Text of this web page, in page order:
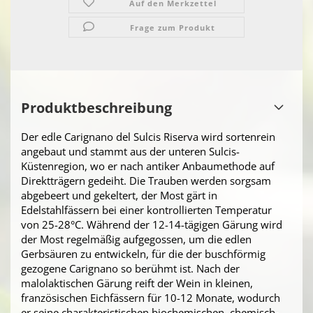
Auf den Merkzettel
Frage zum Produkt
Produktbeschreibung
Der edle Carignano del Sulcis Riserva wird sortenrein
angebaut und stammt aus der unteren Sulcis-
Küstenregion, wo er nach antiker Anbaumethode auf
Direktträgern gedeiht. Die Trauben werden sorgsam
abgebeert und gekeltert, der Most gärt in
Edelstahlfässern bei einer kontrollierten Temperatur
von 25-28°C. Während der 12-14-tägigen Gärung wird
der Most regelmäßig aufgegossen, um die edlen
Gerbsäuren zu entwickeln, für die der buschförmig
gezogene Carignano so berühmt ist. Nach der
malolaktischen Gärung reift der Wein in kleinen,
französischen Eichfässern für 10-12 Monate, wodurch